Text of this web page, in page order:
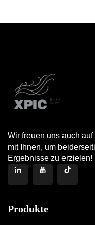
Wir freuen uns auch
mit Ihnen, um
Ergebnisse zu erzielen!
Produkte